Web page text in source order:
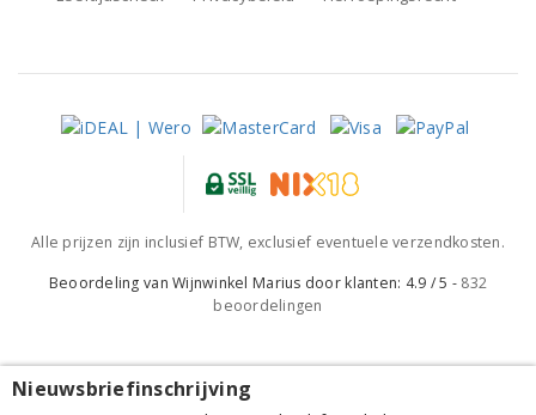
Bodegas Abadía de San Quirce Ribera del Duero
Alle prijzen zijn inclusief BTW, exclusief eventuele verzendkosten.
Beoordeling vanWijnwinkel Marius door klanten: 4.9 /5 - 832
beoordelingen
Nieuwsbriefinschrijving